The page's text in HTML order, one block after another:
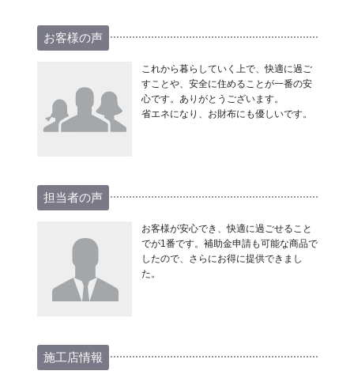
お客様の声
これから暮らしていく上で、快適に過ご
すことや、安全に住めることが一番の安
心です。ありがとうございます。
省エネになり、お財布にも優しいです。
担当者の声
お客様が安心でき、快適に過ごせること
でが1番です。補助金申請も可能な商品で
したので、さらにお得に提供できまし
た。
施工店情報